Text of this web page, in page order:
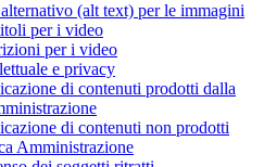
(alt text) per le immagini
per i video
per i video
e privacy
di contenuti prodotti dalla
di contenuti non prodotti
Amministrazione